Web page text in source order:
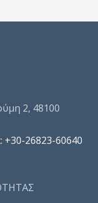
2, 48100
26823-60640